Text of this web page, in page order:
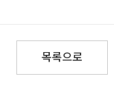
목록으로